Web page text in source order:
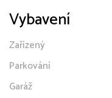
Vybavení
Zařízený
Parkování
Garáž